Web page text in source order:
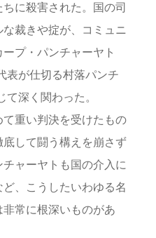
に殺害された。国の司
裁きや掟が、コミュニ
プ・パンチャーヤト
表が仕切る村落パンチ
深く関わった。
重い判決を受けたもの
して闘う構えを崩さず
ャーヤトも国の介入に
、こうしたいわゆる名
常に根深いものがあ